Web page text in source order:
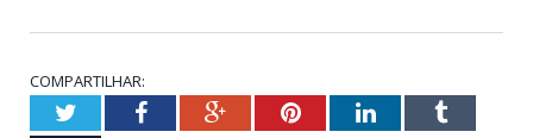
COMPARTILHAR:
TwitterFacebookGoogle+PinterestLinkedInTumblr